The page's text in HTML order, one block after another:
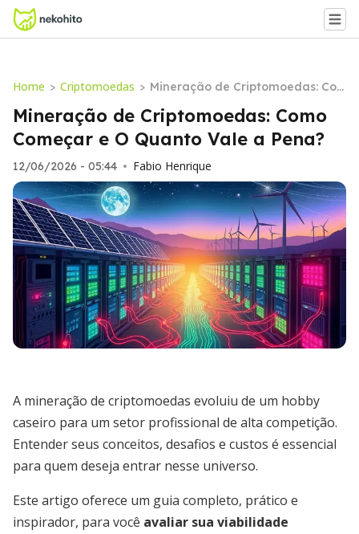
Home > Criptomoedas > Mineração de Criptomoedas: Co
mo Começar e O Quanto Vale a P
ena?
Mineração de Criptomoedas: Como
Começar e O Quanto Vale a Pena?
12/06/2026 - 05:44 • Fabio Henrique
A mineração de criptomoedas evoluiu de um hobby
caseiro para um setor profissional de alta competição.
Entender seus conceitos, desafios e custos é essencial
para quem deseja entrar nesse universo.
Este artigo oferece um guia completo, prático e
inspirador, para você avaliar sua viabilidade